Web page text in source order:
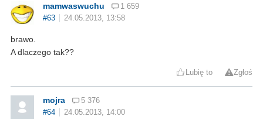
mamwaswuchu
1 659
#63
24.05.2013, 13:58
brawo.
A dlaczego tak??
Lubię to Zgłoś
mojra
5 376
#64
24.05.2013, 14:00